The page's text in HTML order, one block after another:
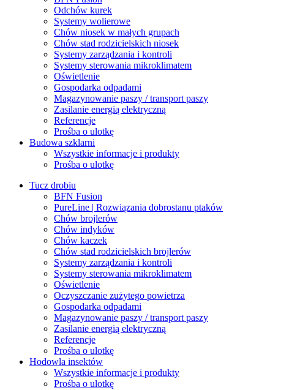
Odchów kurek
Systemy wolierowe
Chów niosek w małych grupach
Chów stad rodzicielskich niosek
Systemy zarządzania i kontroli
Systemy sterowania mikroklimatem
Oświetlenie
Gospodarka odpadami
Magazynowanie paszy / transport paszy
Zasilanie energią elektryczną
Referencje
Prośba o ulotkę
Budowa szklarni
Wszystkie informacje i produkty
Prośba o ulotkę
Tucz drobiu
BFN Fusion
PureLine | Rozwiązania dobrostanu ptaków
Chów brojlerów
Chów indyków
Chów kaczek
Chów stad rodzicielskich brojlerów
Systemy zarządzania i kontroli
Systemy sterowania mikroklimatem
Oświetlenie
Oczyszczanie zużytego powietrza
Gospodarka odpadami
Magazynowanie paszy / transport paszy
Zasilanie energią elektryczną
Referencje
Prośba o ulotkę
Hodowla insektów
Wszystkie informacje i produkty
Prośba o ulotkę